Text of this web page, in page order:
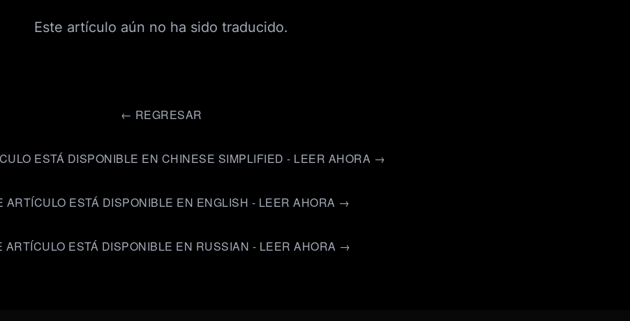
Este artículo aún no ha sido traducido.
← REGRESAR
ESTÁ DISPONIBLE EN CHINESE SIMPLIFIED - LEER AHORA →
ARTÍCULO ESTÁ DISPONIBLE EN ENGLISH - LEER AHORA →
ARTÍCULO ESTÁ DISPONIBLE EN RUSSIAN - LEER AHORA →